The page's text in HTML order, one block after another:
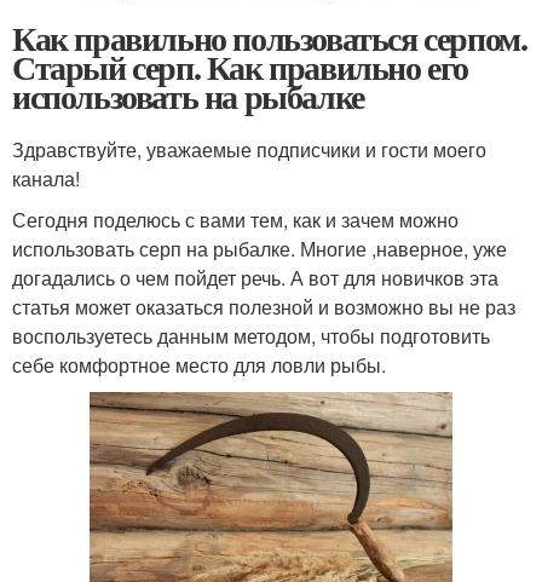
Как правильно пользоваться серпом.
Старый серп. Как правильно его
использовать на рыбалке
Здравствуйте, уважаемые подписчики и гости моего
канала!
Сегодня поделюсь с вами тем, как и зачем можно
использовать серп на рыбалке. Многие ,наверное, уже
догадались о чем пойдет речь. А вот для новичков эта
статья может оказаться полезной и возможно вы не раз
воспользуетесь данным методом, чтобы подготовить
себе комфортное место для ловли рыбы.